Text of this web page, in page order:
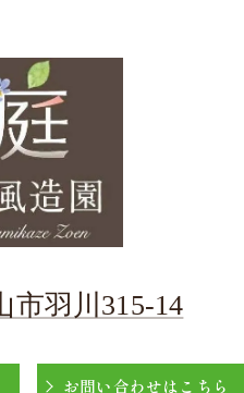
市羽川315-14
お問い合わせはこちら